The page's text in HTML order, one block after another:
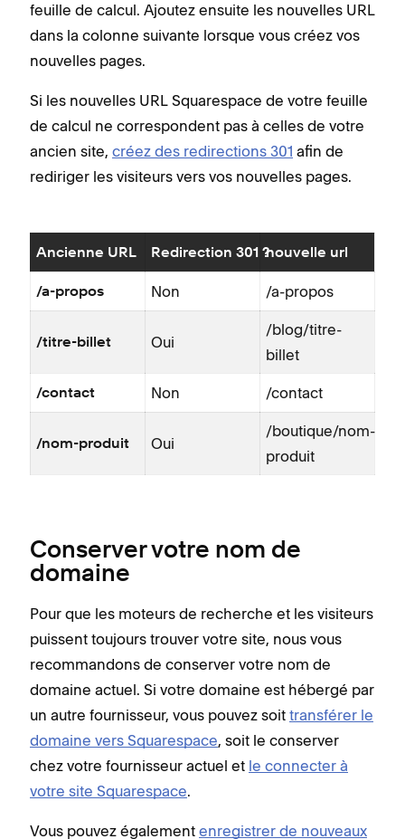
feuille de calcul. Ajoutez ensuite les nouvelles URL
dans la colonne suivante lorsque vous créez vos
nouvelles pages.
Si les nouvelles URL Squarespace de votre feuille
de calcul ne correspondent pas à celles de votre
ancien site, créez des redirections 301 afin de
rediriger les visiteurs vers vos nouvelles pages.
Ancienne URL Redirection 301 ?nouvelle url
/a-propos Non /a-propos
/titre-billet Oui
/blog/titre-
billet
/contact Non /contact
/nom-produit Oui
/boutique/nom-
produit
Conserver votre nom de
domaine
Pour que les moteurs de recherche et les visiteurs
puissent toujours trouver votre site, nous vous
recommandons de conserver votre nom de
domaine actuel. Si votre domaine est hébergé par
un autre fournisseur, vous pouvez soit transférer le
domaine vers Squarespace, soit le conserver
chez votre fournisseur actuel et le connecter à
votre site Squarespace.
Vous pouvez également enregistrer de nouveaux